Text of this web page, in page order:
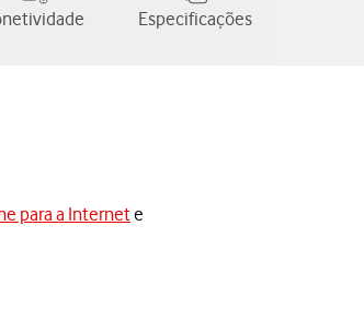
Especificações
para a Internete